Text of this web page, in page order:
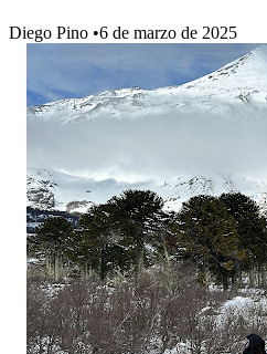
Diego Pino •6 de marzo de 2025